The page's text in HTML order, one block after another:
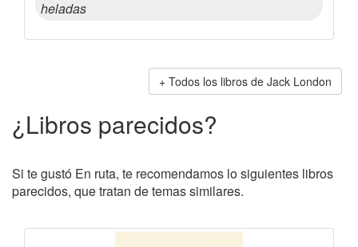
heladas
Todos los libros de Jack London
¿Libros parecidos?
Si te gustó En ruta, te recomendamos lo siguientes libros
parecidos, que tratan de temas similares.